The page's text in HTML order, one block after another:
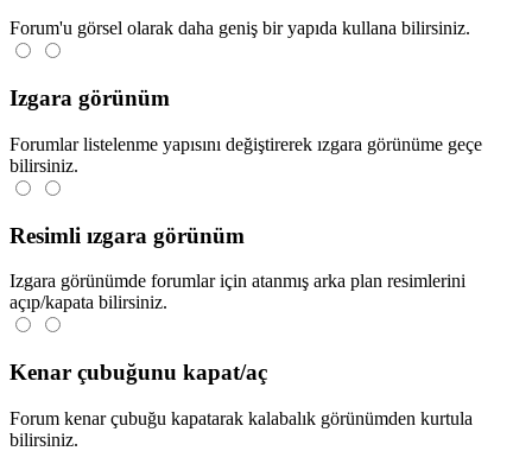
Forum'u görsel olarak daha geniş bir yapıda kullana bilirsiniz.
Izgara görünüm
Forumlar listelenme yapısını değiştirerek ızgara görünüme geçe
bilirsiniz.
Resimli ızgara görünüm
Izgara görünümde forumlar için atanmış arka plan resimlerini
açıp/kapata bilirsiniz.
Kenar çubuğunu kapat/aç
Forum kenar çubuğu kapatarak kalabalık görünümden kurtula
bilirsiniz.